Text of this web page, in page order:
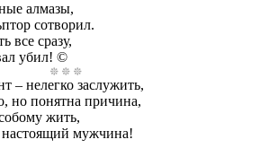
алмазы,
сотворил.
все сразу,
убил! ©
– нелегко заслужить,
но понятна причина,
жить,
мужчина!